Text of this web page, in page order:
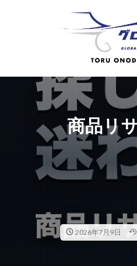
商品リ
2026年7月9日